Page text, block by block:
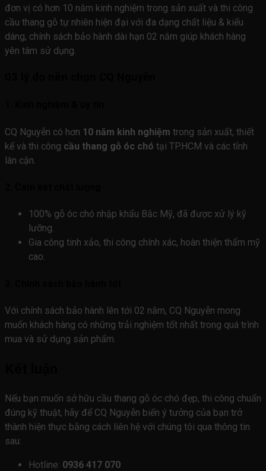
đơn vị có hơn 10 năm kinh nghiệm trong sản xuất và thi công
cầu thang gỗ tự nhiên hiện đại với đa dạng chất liệu & kiểu
dáng, chính sách bảo hành dài hạn 02 năm giúp khách hàng
yên tâm sử dụng.
CQ Nguyễn có hơn 10 năm kinh nghiệm trong sản xuất, thiết
kế và thi công cầu thang gỗ óc chó tại TP.HCM và các tỉnh
lân cận.
100% gỗ óc chó nhập khẩu Bắc Mỹ, đã được xử lý kỹ
lưỡng.
Gia công tinh xảo, thi công chính xác, hoàn thiện thẩm mỹ
cao.
Với chính sách bảo hành lên tới 02 năm, CQ Nguyễn mong
muốn khách hàng có những trải nghiệm tốt nhất trong quá trình
mua và sử dụng sản phẩm.
Nếu bạn muốn sở hữu cầu thang gỗ óc chó đẹp, thi công chuẩn
đúng kỹ thuật, hãy để CQ Nguyễn biến ý tưởng của bạn trở
thành hiện thực bằng cách liên hệ với chúng tôi qua thông tin
sau:
Hotline: 0936 417 070